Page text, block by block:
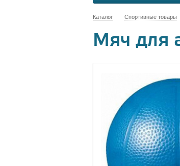
Каталог Спортивные товары
Мяч для